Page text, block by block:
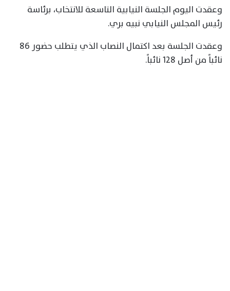
وعقدت اليوم الجلسة النيابية التاسعة للانتخاب، برئاسة
رئيس المجلس النيابي نبيه بري.
وعقدت الجلسة بعد اكتمال النصاب الذي يتطلب حضور 86
نائباً من أصل 128 نائباً.